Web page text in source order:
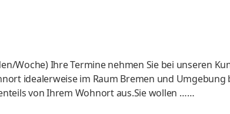
Woche) Ihre Termine nehmen Sie bei unseren
idealerweise im Raum Bremen und Umgebung
von Ihrem Wohnort aus.Sie wollen …
eines motivierten und kollegialen, familiären